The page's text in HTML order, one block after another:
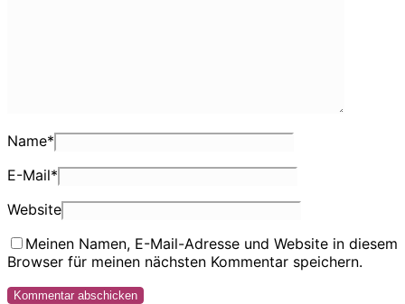
Name*
E-Mail*
Website
Meinen Namen, E-Mail-Adresse und Website in diesem
Browser für meinen nächsten Kommentar speichern.